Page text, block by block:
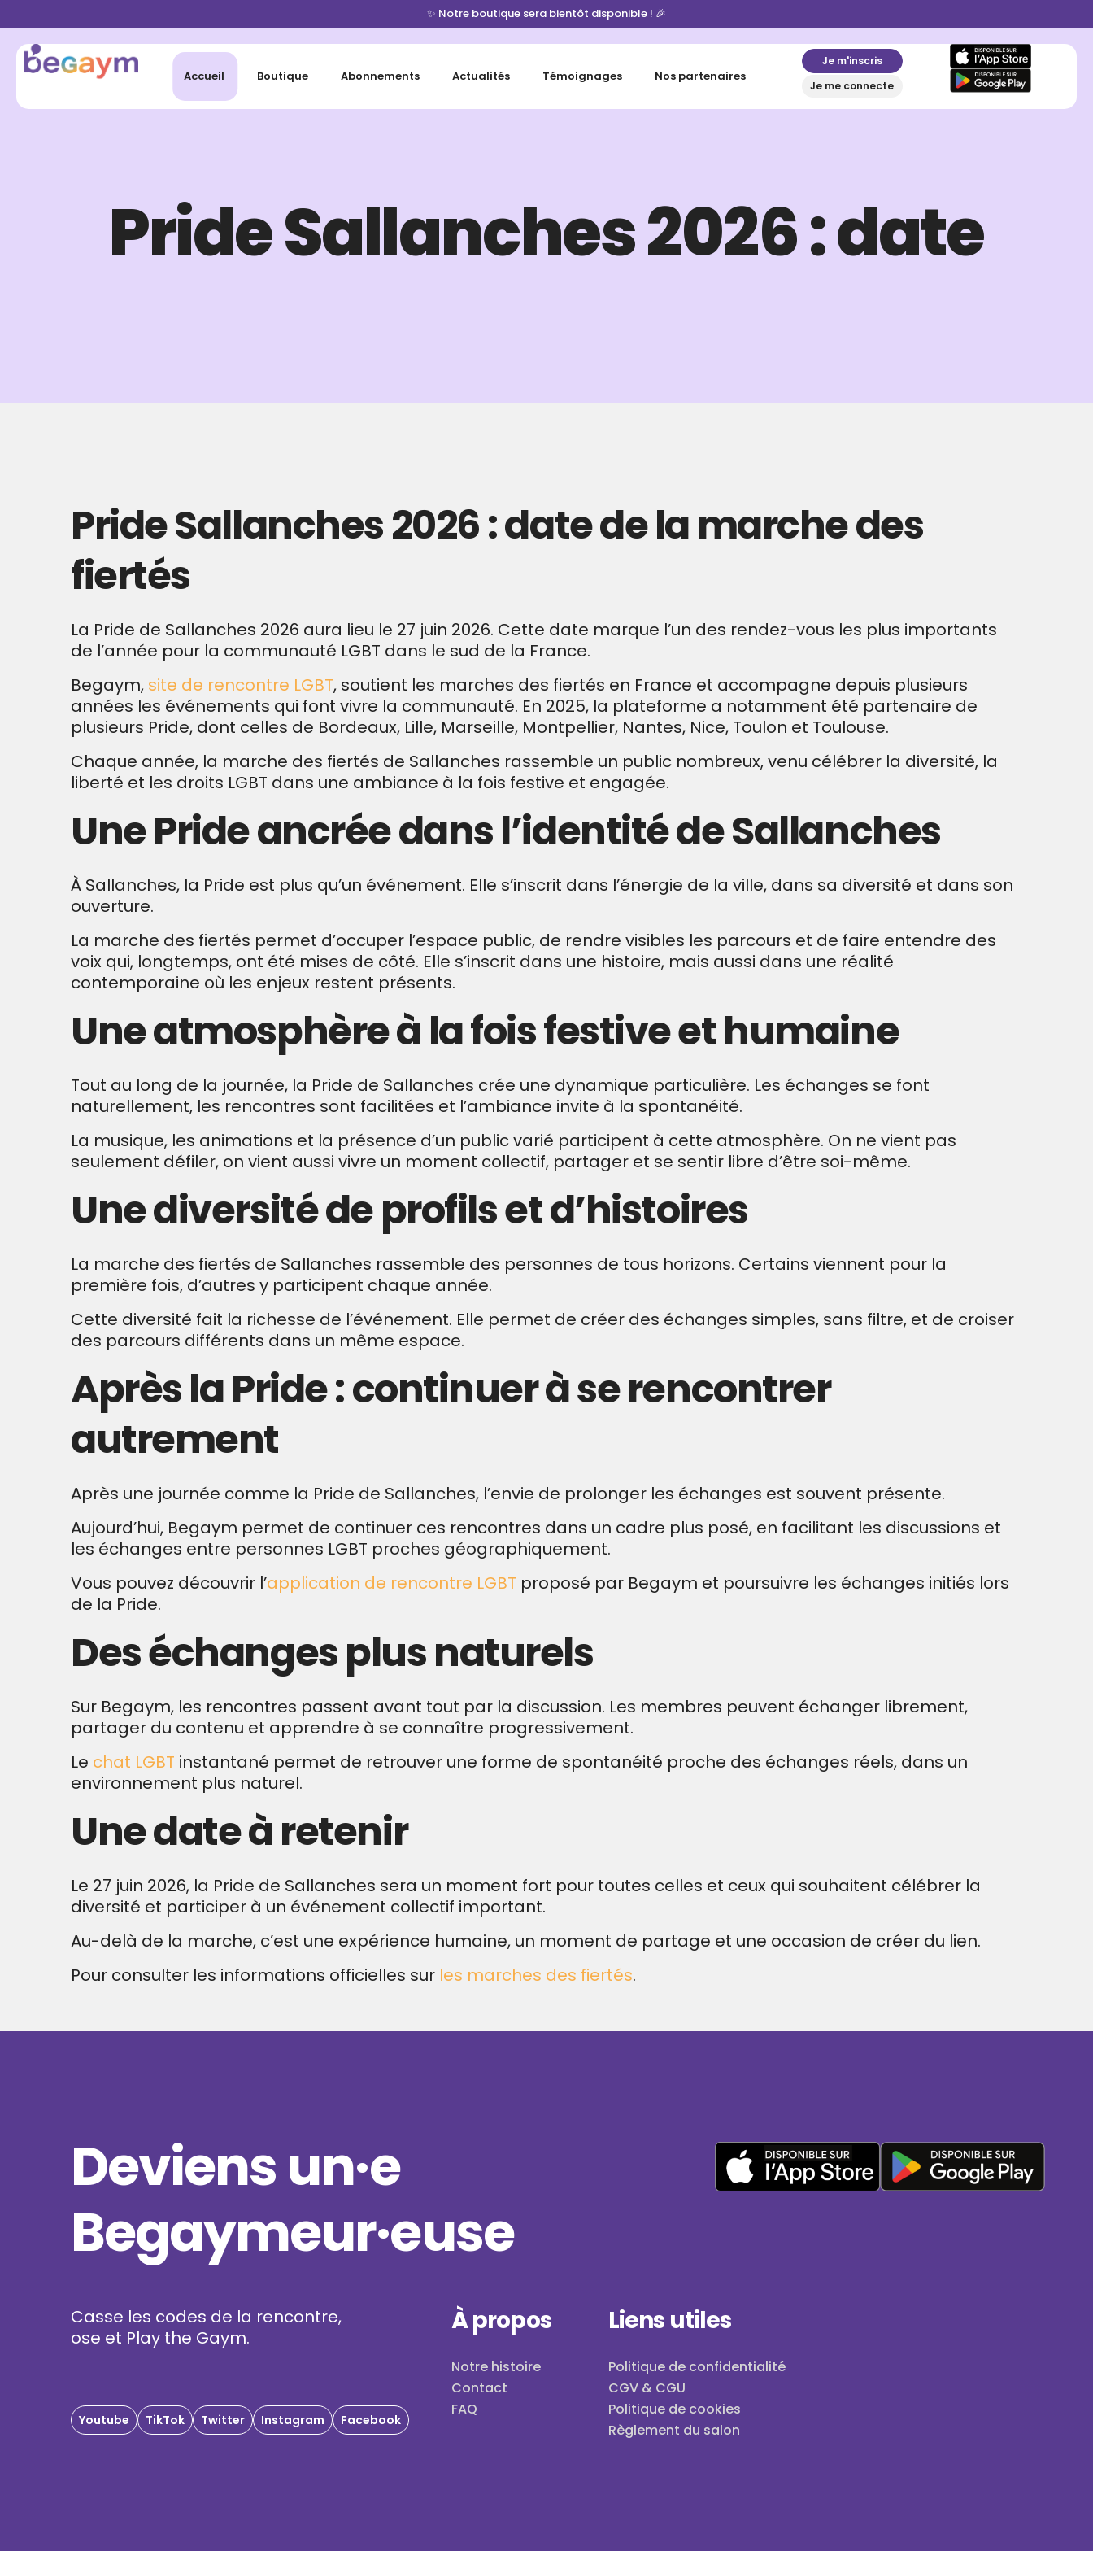
✨ Notre boutique sera bientôt disponible ! 🎉
Accueil Boutique Abonnements Actualités Témoignages Nos partenaires
Je m'inscris
Je me connecte
Pride Sallanches 2026 : date
Pride Sallanches 2026 : date de la marche des
fiertés
La Pride de Sallanches 2026 aura lieu le 27 juin 2026. Cette date marque l’un des rendez-vous les plus importants
de l’année pour la communauté LGBT dans le sud de la France.
Begaym, site de rencontre LGBT, soutient les marches des fiertés en France et accompagne depuis plusieurs
années les événements qui font vivre la communauté. En 2025, la plateforme a notamment été partenaire de
plusieurs Pride, dont celles de Bordeaux, Lille, Marseille, Montpellier, Nantes, Nice, Toulon et Toulouse.
Chaque année, la marche des fiertés de Sallanches rassemble un public nombreux, venu célébrer la diversité, la
liberté et les droits LGBT dans une ambiance à la fois festive et engagée.
Une Pride ancrée dans l’identité de Sallanches
À Sallanches, la Pride est plus qu’un événement. Elle s’inscrit dans l’énergie de la ville, dans sa diversité et dans son
ouverture.
La marche des fiertés permet d’occuper l’espace public, de rendre visibles les parcours et de faire entendre des
voix qui, longtemps, ont été mises de côté. Elle s’inscrit dans une histoire, mais aussi dans une réalité
contemporaine où les enjeux restent présents.
Une atmosphère à la fois festive et humaine
Tout au long de la journée, la Pride de Sallanches crée une dynamique particulière. Les échanges se font
naturellement, les rencontres sont facilitées et l’ambiance invite à la spontanéité.
La musique, les animations et la présence d’un public varié participent à cette atmosphère. On ne vient pas
seulement défiler, on vient aussi vivre un moment collectif, partager et se sentir libre d’être soi-même.
Une diversité de profils et d’histoires
La marche des fiertés de Sallanches rassemble des personnes de tous horizons. Certains viennent pour la
première fois, d’autres y participent chaque année.
Cette diversité fait la richesse de l’événement. Elle permet de créer des échanges simples, sans filtre, et de croiser
des parcours différents dans un même espace.
Après la Pride : continuer à se rencontrer
autrement
Après une journée comme la Pride de Sallanches, l’envie de prolonger les échanges est souvent présente.
Aujourd’hui, Begaym permet de continuer ces rencontres dans un cadre plus posé, en facilitant les discussions et
les échanges entre personnes LGBT proches géographiquement.
Vous pouvez découvrir l’application de rencontre LGBT proposé par Begaym et poursuivre les échanges initiés lors
de la Pride.
Des échanges plus naturels
Sur Begaym, les rencontres passent avant tout par la discussion. Les membres peuvent échanger librement,
partager du contenu et apprendre à se connaître progressivement.
Le chat LGBT instantané permet de retrouver une forme de spontanéité proche des échanges réels, dans un
environnement plus naturel.
Une date à retenir
Le 27 juin 2026, la Pride de Sallanches sera un moment fort pour toutes celles et ceux qui souhaitent célébrer la
diversité et participer à un événement collectif important.
Au-delà de la marche, c’est une expérience humaine, un moment de partage et une occasion de créer du lien.
Pour consulter les informations officielles sur les marches des fiertés.
Deviens un·e
Begaymeur·euse
Casse les codes de la rencontre,
ose et Play the Gaym.
Youtube TikTok Twitter Instagram Facebook
À propos
Notre histoire
Contact
FAQ
Liens utiles
Politique de confidentialité
CGV & CGU
Politique de cookies
Règlement du salon